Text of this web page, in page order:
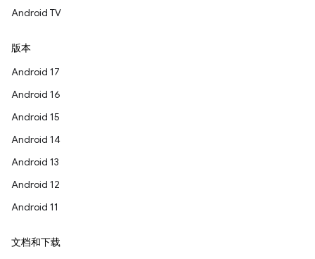
Android TV
版本
Android 17
Android 16
Android 15
Android 14
Android 13
Android 12
Android 11
文档和下载